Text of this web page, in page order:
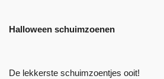
Halloween schuimzoenen
De lekkerste schuimzoentjes ooit!